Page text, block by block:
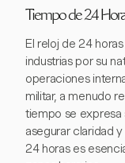
Tiempo de 24
El reloj de 24
industrias por su
operaciones
militar, a menudo
tiempo se expresa
asegurar claridad
24 horas es